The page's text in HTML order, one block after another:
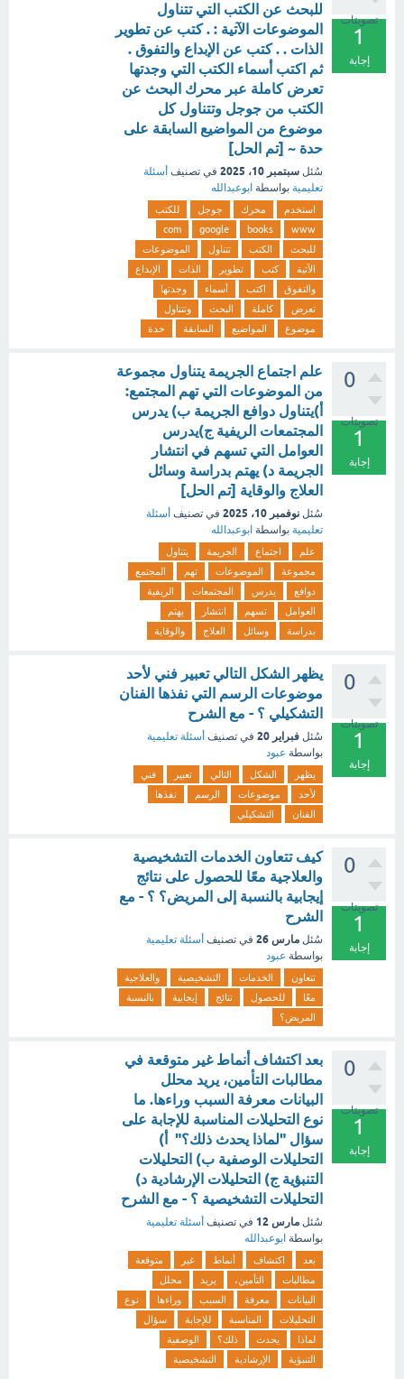
تصويتات
1
إجابة
للبحث عن الكتب التي تتناول
الموضوعات الآتية : . كتب عن تطوير
الذات . . كتب عن الإبداع والتفوق .
ثم اكتب أسماء الكتب التي وجدتها
تعرض كاملة عبر محرك البحث عن
الكتب من جوجل وتتناول كل
موضوع من المواضيع السابقة على
حدة ~ [تم الحل]
سُئل سبتمبر 10، 2025 في تصنيف أسئلة
تعليمية بواسطة ابوعبدالله
استخدم محرك جوجل
للكتب
www
books
google
com
للبحث
الكتب تتناول
الموضوعات
الآتية
كتب تطوير الذات
الإبداع
والتفوق
اكتب أسماء
وجدتها
تعرض
كاملة البحث
وتتناول
موضوع
المواضيع السابقة حدة
0
تصويتات
1
إجابة
علم اجتماع الجريمة يتناول مجموعة
من الموضوعات التي تهم المجتمع:
أ)يتناول دوافع الجريمة ب) يدرس
المجتمعات الريفية ج)يدرس
العوامل التي تسهم في انتشار
الجريمة د) يهتم بدراسة وسائل
العلاج والوقاية [تم الحل]
سُئل نوفمبر 10، 2025 في تصنيف أسئلة
تعليمية بواسطة ابوعبدالله
علم اجتماع الجريمة
يتناول
مجموعة
الموضوعات تهم
المجتمع
دوافع
يدرس المجتمعات
الريفية
العوامل
تسهم انتشار
يهتم
بدراسة
وسائل العلاج والوقاية
0
تصويتات
1
إجابة
يظهر الشكل التالي تعبير فني لأحد
موضوعات الرسم التي نفذها الفنان
التشكيلي ؟ - مع الشرح
سُئل فبراير 20 في تصنيف أسئلة تعليمية
بواسطة عبود
يظهر الشكل التالي تعبير
فني
لأحد
موضوعات الرسم
نفذها
الفنان
التشكيلي
0
تصويتات
1
إجابة
كيف تتعاون الخدمات التشخيصية
والعلاجية معًا للحصول على نتائج
إيجابية بالنسبة إلى المريض؟ ؟ - مع
الشرح
سُئل مارس 26 في تصنيف أسئلة تعليمية
بواسطة عبود
تتعاون الخدمات التشخيصية
والعلاجية
معًا
للحصول نتائج إيجابية
بالنسبة
المريض؟
0
تصويتات
1
إجابة
بعد اكتشاف أنماط غير متوقعة في
مطالبات التأمين، يريد محلل
البيانات معرفة السبب وراءها. ما
نوع التحليلات المناسبة للإجابة على
سؤال "لماذا يحدث ذلك؟" أ)
التحليلات الوصفية ب) التحليلات
التنبؤية ج) التحليلات الإرشادية د)
التحليلات التشخيصية ؟ - مع الشرح
سُئل مارس 12 في تصنيف أسئلة تعليمية
بواسطة ابوعبدالله
بعد اكتشاف أنماط غير
متوقعة
مطالبات
التأمين، يريد
محلل
البيانات
معرفة السبب وراءها
نوع
التحليلات
المناسبة للإجابة
سؤال
لماذا
يحدث ذلك؟
الوصفية
التنبؤية
الإرشادية التشخيصية